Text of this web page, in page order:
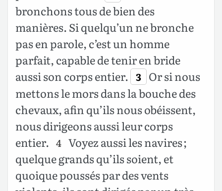
bronchons tous de bien des
manières. Si quelqu’un ne bronche
pas en parole, c’est un homme
parfait, capable de tenir en bride
aussi son corps entier. 3 Or si nous
mettons le mors dans la bouche des
chevaux, afin qu’ils nous obéissent,
nous dirigeons aussi leur corps
entier. 4 Voyez aussi les navires ;
quelque grands qu’ils soient, et
quoique poussés par des vents